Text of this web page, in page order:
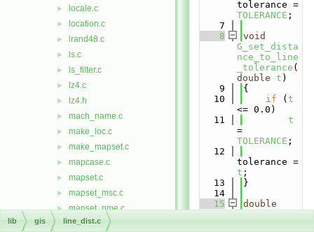
► locale.c
► location.c
► lrand48.c
► ls.c
► ls_filter.c
► lz4.c
► lz4.h
► mach_name.c
► make_loc.c
► make_mapset.c
► mapcase.c
► mapset.c
► mapset_msc.c
► mapset_nme.c
► mkstemp.c
TOLERANCE ;
    7
    8
void
G_set_dista
nce_to_line
_tolerance (
double t )
    9
{
   10
if ( t
<= 0.0)
   11
t
TOLERANCE ;
   12
t ;
   13
}
   14
   15
double
lib gis line_dist.c